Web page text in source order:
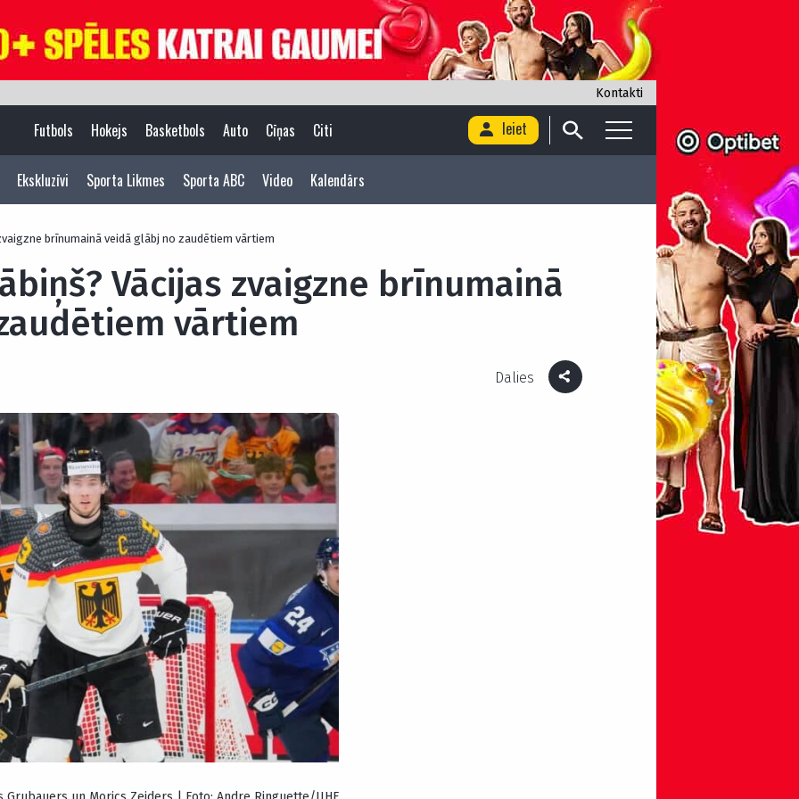
Kontakti
Futbols Hokejs Basketbols Auto Cīņas Citi Ieiet
Ekskluzīvi Sporta Likmes Sporta ABC Video Kalendārs
brīnumainā veidā glābj no zaudētiem vārtiem
Vācijas zvaigzne brīnumainā
vārtiem
Dalies